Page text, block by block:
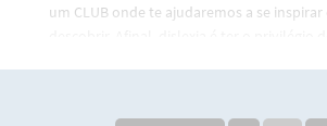
um CLUB onde te ajudaremos a se inspirar